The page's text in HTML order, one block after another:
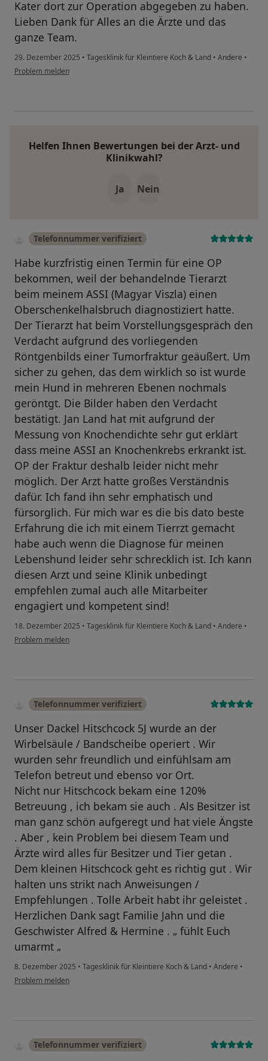
Kater dort zur Operation abgegeben zu haben.
Lieben Dank für Alles an die Ärzte und das
ganze Team.
29. Dezember 2025 • Tagesklinik für Kleintiere Koch & Land • Andere •
Problem melden
Helfen Ihnen Bewertungen bei der Arzt- und
Klinikwahl?
Ja Nein
Telefonnummer verifiziert
Habe kurzfristig einen Termin für eine OP
bekommen, weil der behandelnde Tierarzt
beim meinem ASSI (Magyar Viszla) einen
Oberschenkelhalsbruch diagnostiziert hatte.
Der Tierarzt hat beim Vorstellungsgespräch den
Verdacht aufgrund des vorliegenden
Röntgenbilds einer Tumorfraktur geäußert. Um
sicher zu gehen, das dem wirklich so ist wurde
mein Hund in mehreren Ebenen nochmals
geröntgt. Die Bilder haben den Verdacht
bestätigt. Jan Land hat mit aufgrund der
Messung von Knochendichte sehr gut erklärt
dass meine ASSI an Knochenkrebs erkrankt ist.
OP der Fraktur deshalb leider nicht mehr
möglich. Der Arzt hatte großes Verständnis
dafür. Ich fand ihn sehr emphatisch und
fürsorglich. Für mich war es die bis dato beste
Erfahrung die ich mit einem Tierrzt gemacht
habe auch wenn die Diagnose für meinen
Lebenshund leider sehr schrecklich ist. Ich kann
diesen Arzt und seine Klinik unbedingt
empfehlen zumal auch alle Mitarbeiter
engagiert und kompetent sind!
18. Dezember 2025 • Tagesklinik für Kleintiere Koch & Land • Andere •
Problem melden
Telefonnummer verifiziert
Unser Dackel Hitschcock 5J wurde an der
Wirbelsäule / Bandscheibe operiert . Wir
wurden sehr freundlich und einfühlsam am
Telefon betreut und ebenso vor Ort.
Nicht nur Hitschcock bekam eine 120%
Betreuung , ich bekam sie auch . Als Besitzer ist
man ganz schön aufgeregt und hat viele Ängste
. Aber , kein Problem bei diesem Team und
Ärzte wird alles für Besitzer und Tier getan .
Dem kleinen Hitschcock geht es richtig gut . Wir
halten uns strikt nach Anweisungen /
Empfehlungen . Tolle Arbeit habt ihr geleistet .
Herzlichen Dank sagt Familie Jahn und die
Geschwister Alfred & Hermine . „ fühlt Euch
umarmt „
8. Dezember 2025 • Tagesklinik für Kleintiere Koch & Land • Andere •
Problem melden
Telefonnummer verifiziert